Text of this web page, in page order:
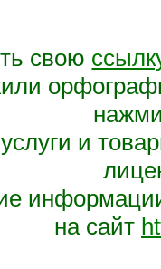
свою
и
на сайт